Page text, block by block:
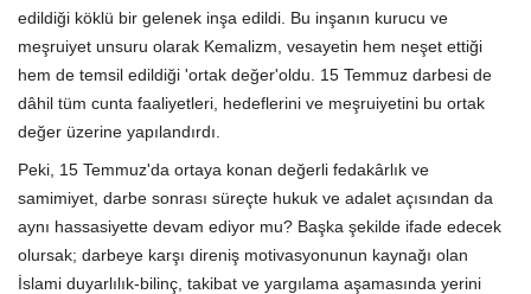
edildiği köklü bir gelenek inşa edildi. Bu inşanın kurucu ve
meşruiyet unsuru olarak Kemalizm, vesayetin hem neşet ettiği
hem de temsil edildiği 'ortak değer'oldu. 15 Temmuz darbesi de
dâhil tüm cunta faaliyetleri, hedeflerini ve meşruiyetini bu ortak
değer üzerine yapılandırdı.
Peki, 15 Temmuz'da ortaya konan değerli fedakârlık ve
samimiyet, darbe sonrası süreçte hukuk ve adalet açısından da
aynı hassasiyette devam ediyor mu? Başka şekilde ifade edecek
olursak; darbeye karşı direniş motivasyonunun kaynağı olan
İslami duyarlılık-bilinç, takibat ve yargılama aşamasında yerini